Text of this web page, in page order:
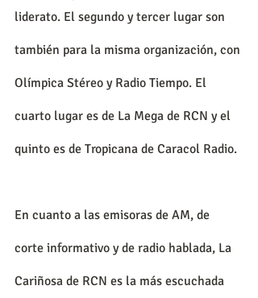
liderato. El segundo y tercer lugar son
también para la misma organización, con
Olímpica Stéreo y Radio Tiempo. El
cuarto lugar es de La Mega de RCN y el
quinto es de Tropicana de Caracol Radio.
En cuanto a las emisoras de AM, de
corte informativo y de radio hablada, La
Cariñosa de RCN es la más escuchada